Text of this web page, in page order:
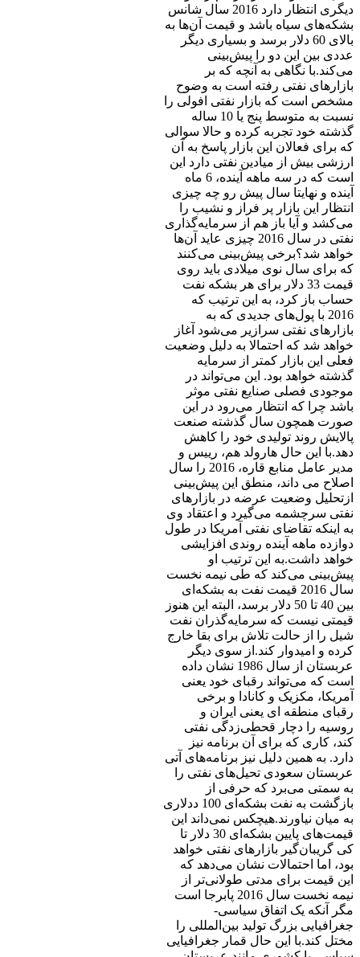
دیگری انتظار دارد 2016 سال شانس
بشکه‌های سیاه باشد و قیمت آن‌ها به
بالای 60 دلار برسد و بسیاری دیگر
عددی بین این دو را پیش‌بینی
می‌کند.با نگاهی به آنچه که بر
بازارهای نفتی رفته است به وضوح
مشخص است که بازار نفتی افولی را
نسبت به متوسط پنج یا 10 ساله
گذشته خود تجربه کرده و حالا سوالی
که برای فعالان این بازار پاسخ به آن
ارزشی بیش از میادین نفتی دارد این
است که در سه ماهه آینده، 6 ماه
آینده و نهایتا سال پیش رو چه چیزی
انتظار این بازار پر فراز و نشیب را
می‌کشد و آیا باز هم از سرمایه‌گذاری
نفتی در سال 2016 چیزی عاید آن‌ها
خواهد شد؟برخی پیش‌بینی می‌کنند
که برای سال نوی میلادی باید روی
قیمت 33 دلار برای هر بشکه نفت
حساب باز کرد، به این ترتیب که
2016 با پول‌های جدیدی که به
بازارهای نفتی سرازیر می‌شود آغاز
خواهد شد که احتمالا به دلیل وضعیت
فعلی این بازار کمتر از سرمایه
گذشته خواهد بود. این می‌تواند در
موجودی فصلی صنایع نفتی موثر
باشد چرا که انتظار می‌رود در این
صورت همچون سال گذشته صنعت
پالایش روند تولیدی خود را کاهش
دهد.با این حال هارولد هم، ‌رییس و
مدیر عامل منابع قاره، 2016 را سال
اصلاح می داند، منطق این پیش‌بینی
ازتحلیل وضعیت عرضه در بازارهای
نفتی سرچشمه می‌گیرد و اعتقاد وی
به اینکه تقاضای نفتی آمریکا در طول
دوازده ماهه آینده روندی افزایشی
خواهد داشت.به این ترتیب او
پیش‌بینی می‌کند که طی نیمه نخست
سال 2016 قیمت نفت به بشکه‌ای
بین 40 تا 50 دلار برسد، البته این هنوز
قیمتی نیست که سرمایه‌گذران نفت
شیل را از حالت تلاش برای بقا خارج
کرده و امیدوار کند.از سوی دیگر
عربستان از سال 1986 نشان داده
است که می‌تواند رقبای خود یعنی
آمریکا، مکزیک و کانادا و برخی
رقبای منطقه ای یعنی ایران و
روسیه را دچار قحطی‌زدگی نفتی
کند، کاری که برای آن برنامه نیز
دارد. به همین دلیل نیز برنامه‌های آتی
عربستان سعودی تحیل‌های نفتی را
به سمتی می‌برد که حرفی از
بازگشت به نفت بشکه‌ای 100 ددلاری
به میان نیاورند.هیچکس نمی‌داند این
قیمت‌های پایین بشکه‌ای 30 دلار تا
کی گریبان‌گیر بازارهای نفتی خواهد
بود، اما احتمالات نشان می‌دهد که
این قیمت برای مدتی طولانی‌تر از
نیمه نخست سال 2016 پابرجا است
مگر آنکه یک اتفاق سیاسی-
جغرافیایی بزرگ تولید بین‌المللی را
مختل کند.با این حال قمار جغرافیایی